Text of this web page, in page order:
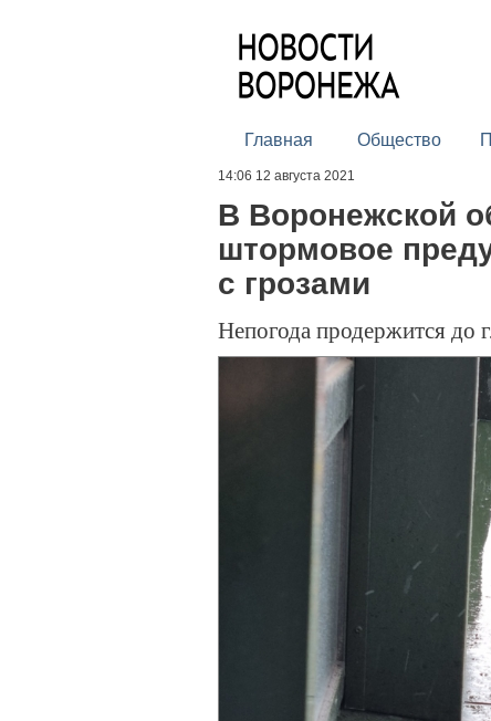
Главная Общество
14:06 12 августа 2021
В Воронежской
штормовое
с грозами
Непогода продержится до